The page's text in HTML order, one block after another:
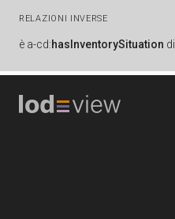
RELAZIONI INVERSE
è a-cd:hasInventorySituation di